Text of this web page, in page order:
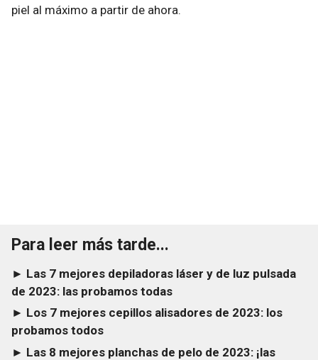
piel al máximo a partir de ahora.
Para leer más tarde...
► Las 7 mejores depiladoras láser y de luz pulsada
de 2023: las probamos todas
► Los 7 mejores cepillos alisadores de 2023: los
probamos todos
► Las 8 mejores planchas de pelo de 2023: ¡las